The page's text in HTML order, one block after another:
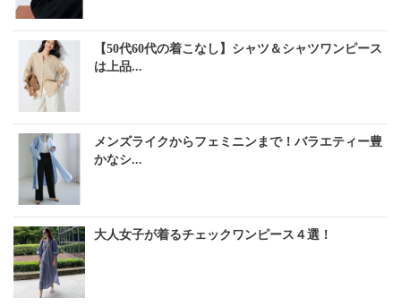
【50代60代の着こなし】シャツ＆シャツワンピース
は上品...
メンズライクからフェミニンまで！バラエティー豊
かなシ...
大人女子が着るチェックワンピース４選！